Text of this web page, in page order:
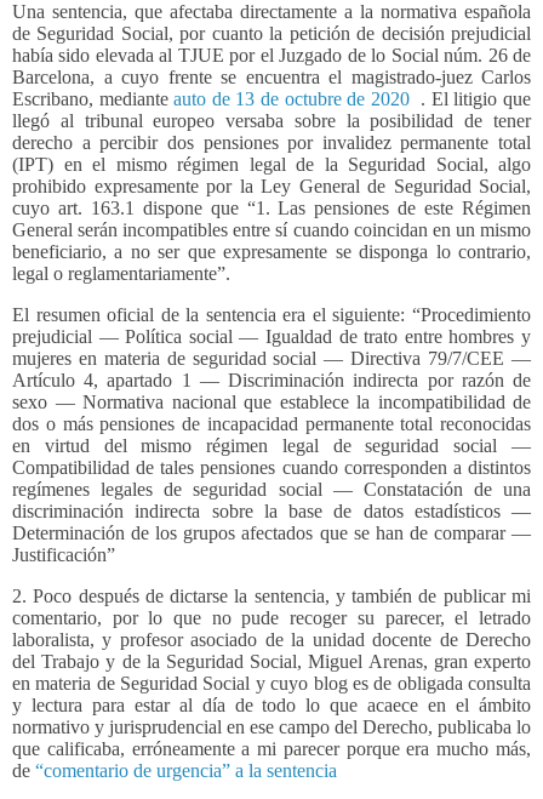
Una sentencia, que afectaba directamente a la normativa española
de Seguridad Social, por cuanto la petición de decisión prejudicial
había sido elevada al TJUE por el Juzgado de lo Social núm. 26 de
Barcelona, a cuyo frente se encuentra el magistrado-juez Carlos
Escribano, medianteauto de 13 de octubre de 2020 . El litigio que
llegó al tribunal europeo versaba sobre la posibilidad de tener
derecho a percibir dos pensiones por invalidez permanente total
(IPT) en el mismo régimen legal de la Seguridad Social, algo
prohibido expresamente por la Ley General de Seguridad Social,
cuyo art. 163.1 dispone que “1. Las pensiones de este Régimen
General serán incompatibles entre sí cuando coincidan en un mismo
beneficiario, a no ser que expresamente se disponga lo contrario,
legal o reglamentariamente”.
El resumen oficial de la sentencia era el siguiente: “Procedimiento
prejudicial — Política social — Igualdad de trato entre hombres y
mujeres en materia de seguridad social — Directiva 79/7/CEE —
Artículo 4, apartado 1 — Discriminación indirecta por razón de
sexo — Normativa nacional que establece la incompatibilidad de
dos o más pensiones de incapacidad permanente total reconocidas
en virtud del mismo régimen legal de seguridad social —
Compatibilidad de tales pensiones cuando corresponden a distintos
regímenes legales de seguridad social — Constatación de una
discriminación indirecta sobre la base de datos estadísticos —
Determinación de los grupos afectados que se han de comparar —
Justificación”
2. Poco después de dictarse la sentencia, y también de publicar mi
comentario, por lo que no pude recoger su parecer, el letrado
laboralista, y profesor asociado de la unidad docente de Derecho
del Trabajo y de la Seguridad Social, Miguel Arenas, gran experto
en materia de Seguridad Social y cuyo blog es de obligada consulta
y lectura para estar al día de todo lo que acaece en el ámbito
normativo y jurisprudencial en ese campo del Derecho, publicaba lo
que calificaba, erróneamente a mi parecer porque era mucho más,
de “comentario de urgencia” a la sentencia